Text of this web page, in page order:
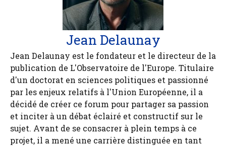
Jean Delaunay
Jean Delaunay est le fondateur et le directeur de la
publication de L'Observatoire de l'Europe. Titulaire
d'un doctorat en sciences politiques et passionné
par les enjeux relatifs à l'Union Européenne, il a
décidé de créer ce forum pour partager sa passion
et inciter à un débat éclairé et constructif sur le
sujet. Avant de se consacrer à plein temps à ce
projet, il a mené une carrière distinguée en tant